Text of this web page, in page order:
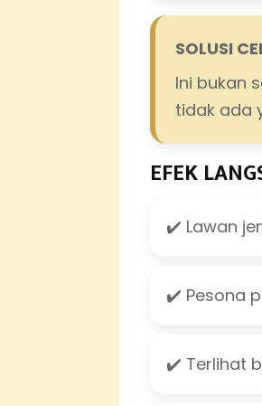
SOLUSI
Ini bukan
tidak ada
EFEK
✔️ Lawan
✔️ Pesona
✔️ Terlihat